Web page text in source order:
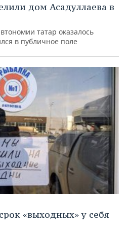
дом Асадуллаева в
татар оказалось
в публичное поле
«выходных» у себя